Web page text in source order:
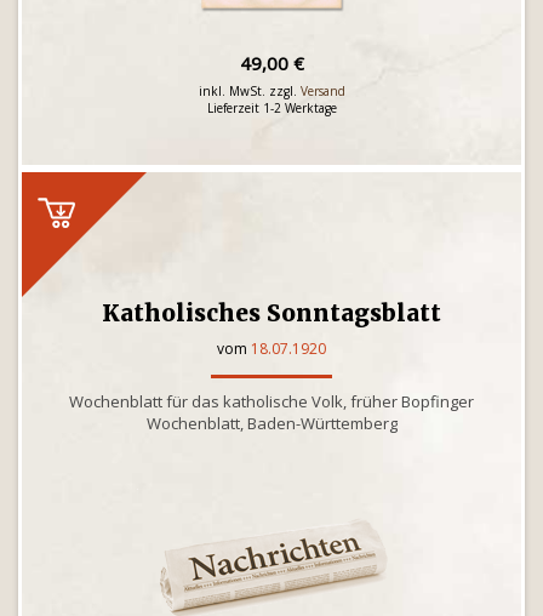
49,00 €
inkl. MwSt. zzgl. Versand
Lieferzeit 1-2 Werktage
Katholisches Sonntagsblatt
vom 18.07.1920
Wochenblatt für das katholische Volk, früher Bopfinger
Wochenblatt, Baden-Württemberg